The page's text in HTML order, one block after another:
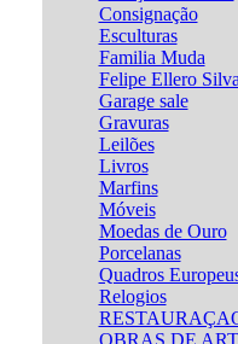
Consignação
Esculturas
Familia Muda
Felipe Ellero Silva
Garage sale
Gravuras
Leilões
Livros
Marfins
Móveis
Moedas de Ouro
Porcelanas
Quadros
Relogios
OBRAS DE